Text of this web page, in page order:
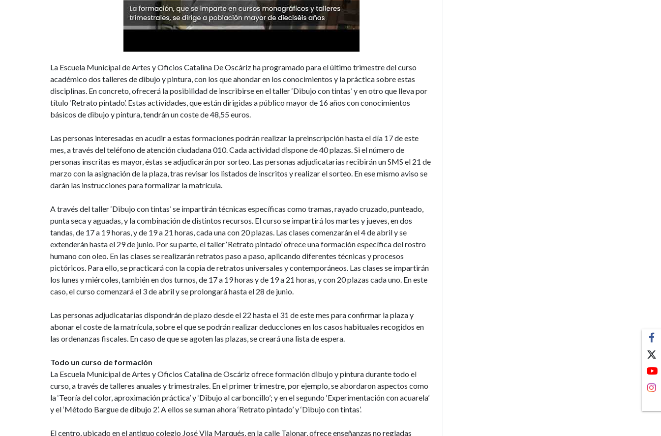
curso
La Escuela Municipal de Artes y Oficios Catalina De Oscáriz ha programado para el último trimestre del curso
académico dos talleres de dibujo y pintura, con los que ahondar en los conocimientos y la práctica sobre estas
disciplinas. En concreto, ofrecerá la posibilidad de inscribirse en el taller ‘Dibujo con tintas’ y en otro que lleva por
título ‘Retrato pintado’. Estas actividades, que están dirigidas a público mayor de 16 años con conocimientos
básicos de dibujo y pintura, tendrán un coste de 48,55 euros.
Las personas interesadas en acudir a estas formaciones podrán realizar la preinscripción hasta el día 17 de este
mes, a través del teléfono de atención ciudadana 010. Cada actividad dispone de 40 plazas. Si el número de
personas inscritas es mayor, éstas se adjudicarán por sorteo. Las personas adjudicatarias recibirán un SMS el 21 de
marzo con la asignación de la plaza, tras revisar los listados de inscritos y realizar el sorteo. En ese mismo aviso se
darán las instrucciones para formalizar la matrícula.
A través del taller ‘Dibujo con tintas’ se impartirán técnicas específicas como tramas, rayado cruzado, punteado,
punta seca y aguadas, y la combinación de distintos recursos. El curso se impartirá los martes y jueves, en dos
tandas, de 17 a 19 horas, y de 19 a 21 horas, cada una con 20 plazas. Las clases comenzarán el 4 de abril y se
extenderán hasta el 29 de junio. Por su parte, el taller ‘Retrato pintado’ ofrece una formación específica del rostro
humano con oleo. En las clases se realizarán retratos paso a paso, aplicando diferentes técnicas y procesos
pictóricos. Para ello, se practicará con la copia de retratos universales y contemporáneos. Las clases se impartirán
los lunes y miércoles, también en dos turnos, de 17 a 19 horas y de 19 a 21 horas, y con 20 plazas cada uno. En este
caso, el curso comenzará el 3 de abril y se prolongará hasta el 28 de junio.
Las personas adjudicatarias dispondrán de plazo desde el 22 hasta el 31 de este mes para confirmar la plaza y
abonar el coste de la matrícula, sobre el que se podrán realizar deducciones en los casos habituales recogidos en
las ordenanzas fiscales. En caso de que se agoten las plazas, se creará una lista de espera.
Todo un curso de formación
La Escuela Municipal de Artes y Oficios Catalina de Oscáriz ofrece formación dibujo y pintura durante todo el
curso, a través de talleres anuales y trimestrales. En el primer trimestre, por ejemplo, se abordaron aspectos como
la ‘Teoría del color, aproximación práctica’ y ‘Dibujo al carboncillo’; y en el segundo ‘Experimentación con acuarela’
y el ‘Método Bargue de dibujo 2’. A ellos se suman ahora ‘Retrato pintado’ y ‘Dibujo con tintas’.
El centro, ubicado en el antiguo colegio José Vila Marqués, en la calle Tajonar, ofrece enseñanzas no regladas